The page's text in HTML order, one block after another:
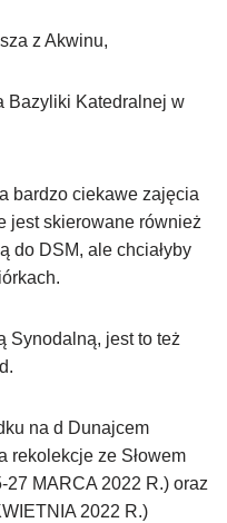
z Akwinu,
Bazyliki Katedralnej w
bardzo ciekawe zajęcia
jest skierowane również
do DSM, ale chciałyby
Synodalną, jest to też
na d Dunajcem
rekolekcje ze Słowem
27 MARCA 2022 R.) oraz
2022 R.)